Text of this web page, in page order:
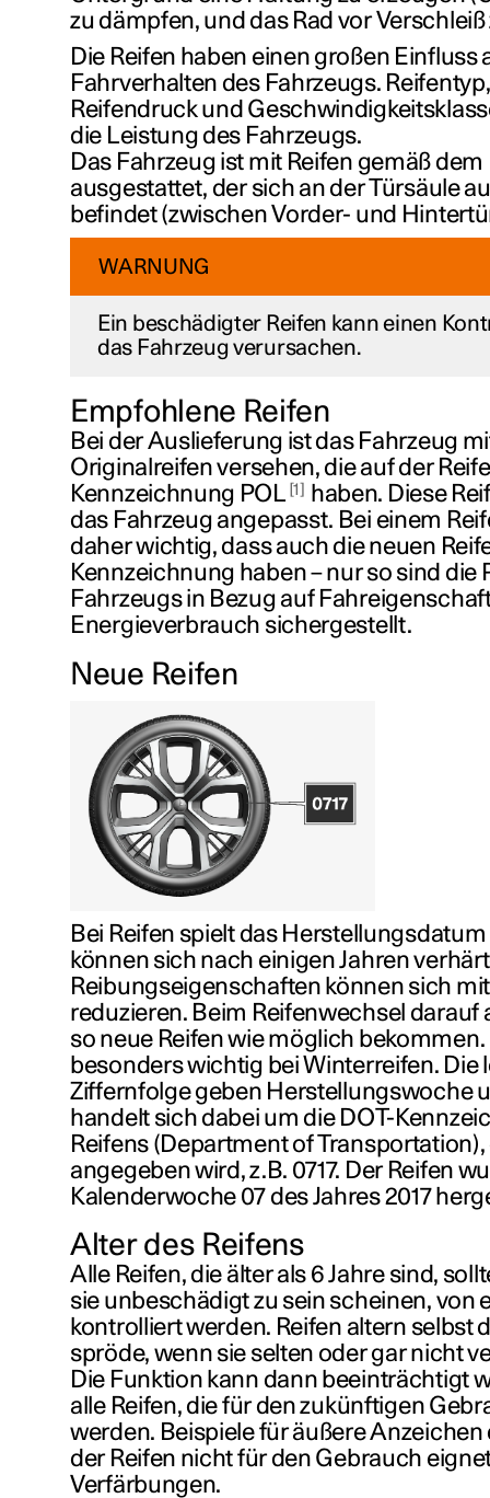
zu dämpfen, und das Rad vor
Die Reifen haben einen großen Einfluss
Fahrverhalten des Fahrzeugs.
Reifendruck und
die Leistung des Fahrzeugs.
Das Fahrzeug ist mit Reifen gemäß
ausgestattet, der sich an der Türsäule
befindet (zwischen Vorder- und
WARNUNG
Ein beschädigter Reifen kann einen
das Fahrzeug verursachen.
Empfohlene Reifen
Bei der Auslieferung ist das Fahrzeug
Originalreifen versehen, die auf der
Kennzeichnung POL 1
haben. Diese
das Fahrzeug angepasst. Bei einem
daher wichtig, dass auch die neuen
Kennzeichnung haben – nur so sind die
Fahrzeugs in Bezug auf
Energieverbrauch sichergestellt.
Neue Reifen
Bei Reifen spielt das Herstellungsdatum
können sich nach einigen Jahren
Reibungseigenschaften können sich
reduzieren. Beim Reifenwechsel darauf
so neue Reifen wie möglich bekommen.
besonders wichtig bei Winterreifen. Die
Ziffernfolge geben Herstellungswoche
handelt sich dabei um die DOT-
Reifens (Department of
angegeben wird, z.B. 0717. Der Reifen
Kalenderwoche 07 des Jahres 2017
Alter des Reifens
Alle Reifen, die älter als 6 Jahresind,
sie unbeschädigt zu sein scheinen, von
kontrolliert werden. Reifen altern selbst
spröde, wenn sie selten oder gar nicht
Die Funktion kann dann beeinträchtigt
alle Reifen, die für den zukünftigen
werden. Beispiele für äußere Anzeichen
der Reifen nicht für den Gebrauch
Verfärbungen.